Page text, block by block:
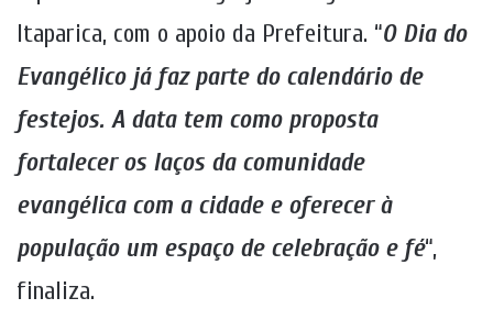
Itaparica, com o apoio da Prefeitura. “O Dia do
Evangélico já faz parte do calendário de
festejos. A data tem como proposta
fortalecer os laços da comunidade
evangélica com a cidade e oferecer à
população um espaço de celebração e fé“,
finaliza.